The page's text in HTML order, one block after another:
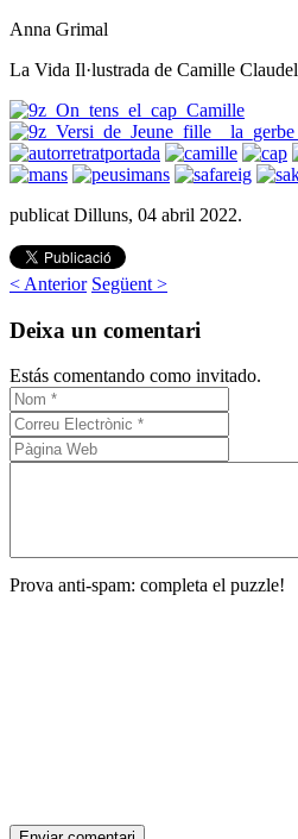
Anna Grimal
La Vida Il·lustrada de Camille Claudel
publicat Dilluns, 04 abril 2022.
< Anterior Següent >
Deixa un comentari
Estás comentando como invitado.
Prova anti-spam: completa el puzzle!